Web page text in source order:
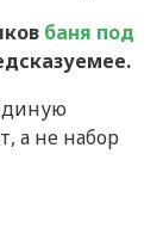
баня под
а не набор